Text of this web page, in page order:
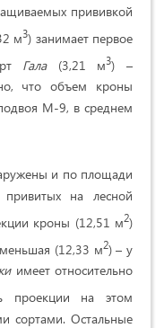
прививкой
м3) занимает первое
Гала(3,21 м3) –
что объем кроны
М-9, в среднем
и по площади
на лесной
кроны (12,51 м2)
(12,33 м2) – у
имеет относительно
проекции на этом
сортами. Остальные